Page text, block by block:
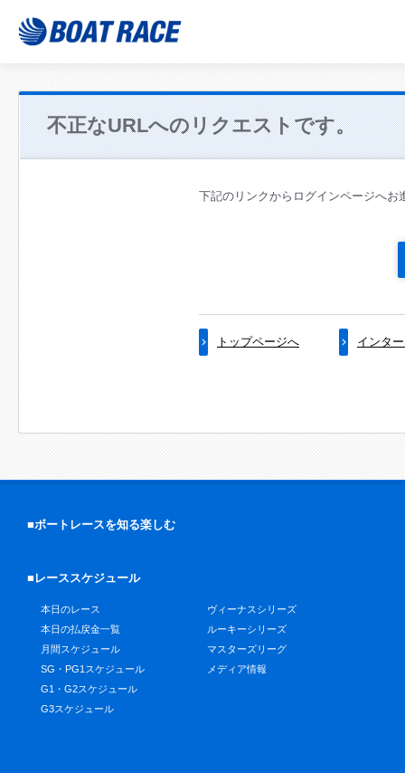
不正なURLへのリクエストです。
下記のリンクからログインページへお
トップページへ インタ
■ボートレースを知る楽しむ
■レーススケジュール
本日のレース
本日の払戻金一覧
月間スケジュール
SG・PG1スケジュール
G1・G2スケジュール
G3スケジュール
ヴィーナスシリーズ
ルーキーシリーズ
マスターズリーグ
メディア情報